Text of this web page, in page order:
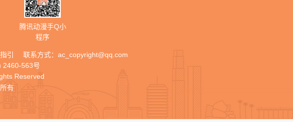
腾讯动漫手Q小
程序
引 联系方式： ac_copyright@qq.com
2460-563号
Reserved
有